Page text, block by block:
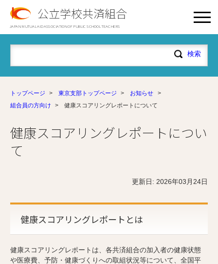
公立学校共済組合
JAPAN MUTUAL AID ASSOCIATION OF PUBLIC SCHOOL TEACHERS
トップページ > 東京支部トップページ > お知らせ
>
組合員の方向け
> 健康スコアリングレポートについて
健康スコアリングレポートについ
て
更新日: 2026年03月24日
健康スコアリングレポートとは
健康スコアリングレポートは、各共済組合の加入者の健康状態
や医療費、予防・健康づくりへの取組状況等について、全国平